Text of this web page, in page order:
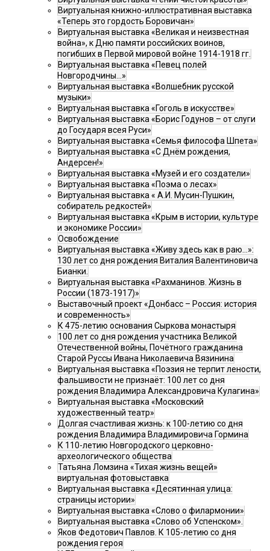
Виртуальная книжно-иллюстративная выставка
«Теперь это гордость Боровичан»
Виртуальная выставка «Великая и неизвестная
война», к Дню памяти российских воинов,
погибших в Первой мировой войне 1914-1918 гг.
Виртуальная выставка «Певец полей
Новгородчины…»
Виртуальная выставка «Волшебник русской
музыки»
Виртуальная выставка «Гоголь в искусстве»
Виртуальная выставка «Борис Годунов – от слуги
до Государя всея Руси»
Виртуальная выставка «Семья философа Шпета»
Виртуальная выставка «С Днём рождения,
Андерсен!»
Виртуальная выставка «Музей и его создатели»
Виртуальная выставка «Поэма о лесах»
Виртуальная выставка « А.И. Мусин-Пушкин,
собиратель редкостей»
Виртуальная выставка «Крым в истории, культуре
и экономике России»
Освобождение
Виртуальная выставка «Живу здесь как в раю…»:
130 лет со дня рождения Виталия Валентиновича
Бианки.
Виртуальная выставка «Рахманинов. Жизнь в
России (1873-1917)»
Выставочный проект «Донбасс – Россия: история
и современность»
К 475-летию основания Сыркова монастыря
100 лет со дня рождения участника Великой
Отечественной войны, Почётного гражданина
Старой Руссы Ивана Николаевича Вязинина
Виртуальная выставка «Поэзия не терпит лености,
фальшивости не признаёт: 100 лет со дня
рождения Владимира Александровича Кулагина»
Виртуальная выставка «Московский
художественный театр»
Долгая счастливая жизнь: к 100-летию со дня
рождения Владимира Владимировича Гормина
К 110-летию Новгородского церковно-
археологического общества
Татьяна Ломзина «Тихая жизнь вещей»
виртуальная фотовыставка
Виртуальная выставка «Десятинная улица:
страницы истории»
Виртуальная выставка «Слово о филармонии»
Виртуальная выставка «Слово об Успенском».
Яков Федотович Павлов. К 105-летию со дня
рождения героя